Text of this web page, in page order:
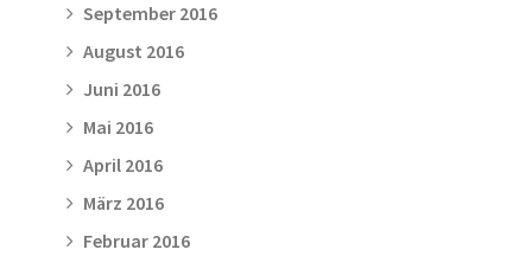
September 2016
August 2016
Juni 2016
Mai 2016
April 2016
März 2016
Februar 2016